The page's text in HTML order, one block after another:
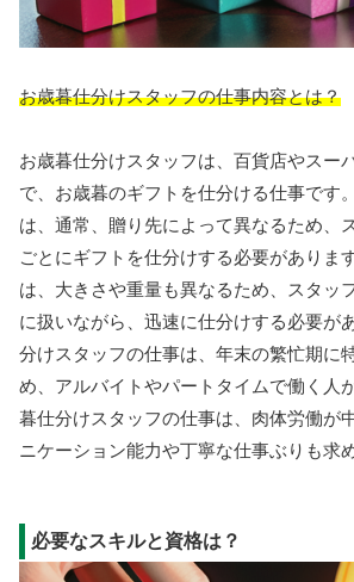
お歳暮仕分けスタッフの仕事内容とは？
お歳暮仕分けスタッフは、百貨店やスー
で、お歳暮のギフトを仕分ける仕事です
は、通常、贈り先によって異なるため、
ごとにギフトを仕分けする必要がありま
は、大きさや重量も異なるため、スタッ
に扱いながら、迅速に仕分けする必要が
分けスタッフの仕事は、年末の繁忙期に
め、アルバイトやパートタイムで働く人
暮仕分けスタッフの仕事は、肉体労働が
ニケーション能力や丁寧な仕事ぶりも求
必要なスキルと資格は？